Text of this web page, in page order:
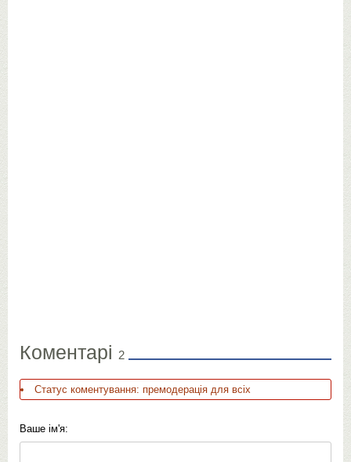
Коментарі 2
Статус коментування: премодерація для всіх
Ваше ім'я: